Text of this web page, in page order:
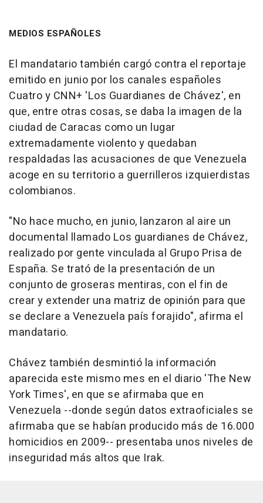
MEDIOS ESPAÑOLES
El mandatario también cargó contra el reportaje
emitido en junio por los canales españoles
Cuatro y CNN+ 'Los Guardianes de Chávez', en
que, entre otras cosas, se daba la imagen de la
ciudad de Caracas como un lugar
extremadamente violento y quedaban
respaldadas las acusaciones de que Venezuela
acoge en su territorio a guerrilleros izquierdistas
colombianos.
"No hace mucho, en junio, lanzaron al aire un
documental llamado Los guardianes de Chávez,
realizado por gente vinculada al Grupo Prisa de
España. Se trató de la presentación de un
conjunto de groseras mentiras, con el fin de
crear y extender una matriz de opinión para que
se declare a Venezuela país forajido", afirma el
mandatario.
Chávez también desmintió la información
aparecida este mismo mes en el diario 'The New
York Times', en que se afirmaba que en
Venezuela --donde según datos extraoficiales se
afirmaba que se habían producido más de 16.000
homicidios en 2009-- presentaba unos niveles de
inseguridad más altos que Irak.